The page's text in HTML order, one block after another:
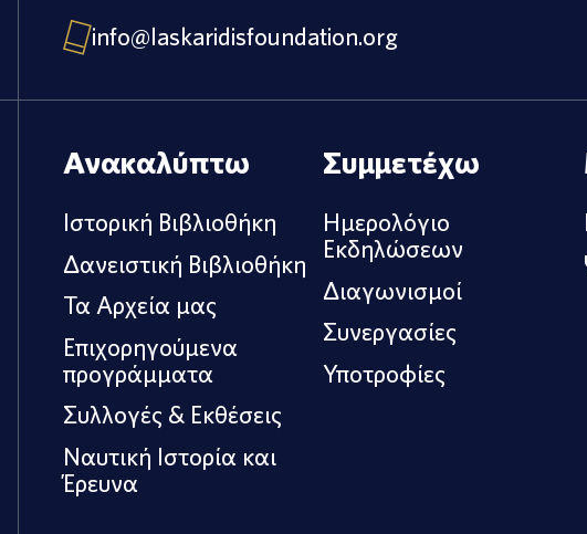
info@laskaridisfoundation.org
Ανακαλύπτω
Ιστορική Βιβλιοθήκη
Δανειστική Βιβλιοθήκη
Τα Αρχεία μας
Επιχορηγούμενα
προγράμματα
Συλλογές & Εκθέσεις
Ναυτική Ιστορία και
Έρευνα
Συμμετέχω
Ημερολόγιο
Εκδηλώσεων
Διαγωνισμοί
Συνεργασίες
Υποτροφίες